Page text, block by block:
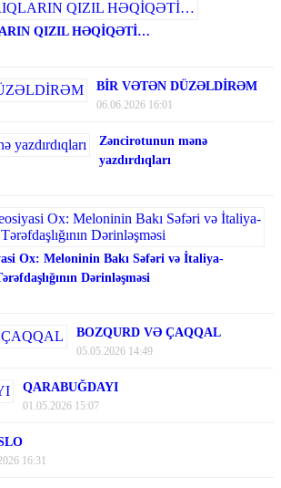
QIZIL HƏQİQƏTİ…
BİR VƏTƏN DÜZƏLDİRƏM
06.06.2026 16:01
Zəncirotunun mənə
yazdırdıqları
Ox: Meloninin Bakı Səfəri və İtaliya-
Dərinləşməsi
BOZQURD VƏ ÇAQQAL
05.05.2026 14:49
QARABUĞDAYI
01.05.2026 15:07
16:31